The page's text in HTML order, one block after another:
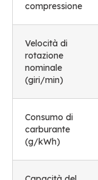
compressione
Velocità di
rotazione
nominale
(giri/min)
Consumo di
carburante
(g/kWh)